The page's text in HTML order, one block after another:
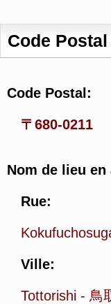
Code
Code Postal:
〒680-0211
Nom de lieu
Rue:
Ville:
Tottorishi - 鳥